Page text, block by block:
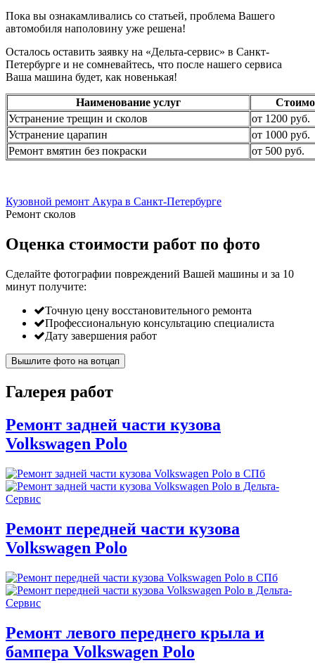
Пока вы ознакамливались со статьей, проблема Вашего
автомобиля наполовину уже решена!
Осталось оставить заявку на «Дельта-сервис» в Санкт-
Петербурге и не сомневайтесь, что после нашего сервиса
Ваша машина будет, как новенькая!
Наименование услуг
Устранение трещин и сколов
от 1200 руб.
Устранение царапин
от 1000 руб.
Ремонт вмятин без покраски
от 500 руб.
Кузовной ремонт Акура в Санкт-Петербурге
Ремонт сколов
Оценка стоимости работ по фото
Сделайте фотографии повреждений Вашей машины и за 10
минут получите:
Точную цену восстановительного ремонта
Профессиональную консультацию специалиста
Дату завершения работ
Вышлите фото на вотцап
Галерея работ
Ремонт задней части кузова
Volkswagen Polo
Ремонт передней части кузова
Volkswagen Polo
Ремонт левого переднего крыла и
бампера Volkswagen Polo